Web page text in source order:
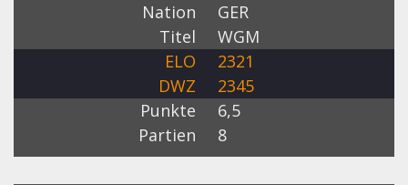
Nation
GER
Titel
WGM
ELO
2321
DWZ
2345
Punkte
6,5
Partien
8